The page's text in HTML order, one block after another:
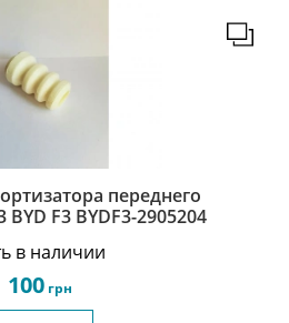
переднего
F3 BYDF3-2905204
в наличии
100 грн